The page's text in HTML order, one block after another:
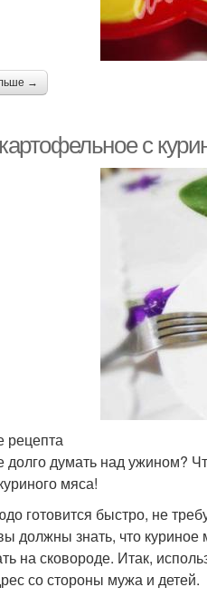
→
с
рецепта
долго думать над ужином?
мяса!
готовится быстро, не
должны знать, что
на сковороде. Итак,
со стороны мужа и детей.